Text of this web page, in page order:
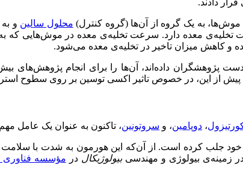
محلول سالین و
تخلیه‌ی معده دارد. سرعت تخلیه‌ی معده در موش‌هایی که
و کاهش میزان تاخیر در تخلیه‌ی معده می‌شود.
دست پژوهشگران داده‌اند، آن‌ها را برای انجام پژوهش‌های
پیش‌ از این، در خصوص تاثیر اکسی توسین بر روی سطوح
، دوپامین، و سروتونین، تاکنون به عنوان یک عامل
خود جلب کرده است. از آن‌که این هورمون به شدت با
در زمینه‌ی بیولوژی و مهندسیبیولوژیکال در مؤسسه فناوری